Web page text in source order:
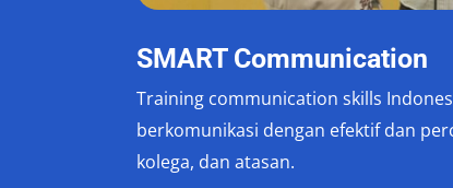
SMART Communication
Training communication skills
berkomunikasi dengan efektif dan
kolega, dan atasan.